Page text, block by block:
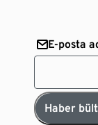
E-posta
Haber